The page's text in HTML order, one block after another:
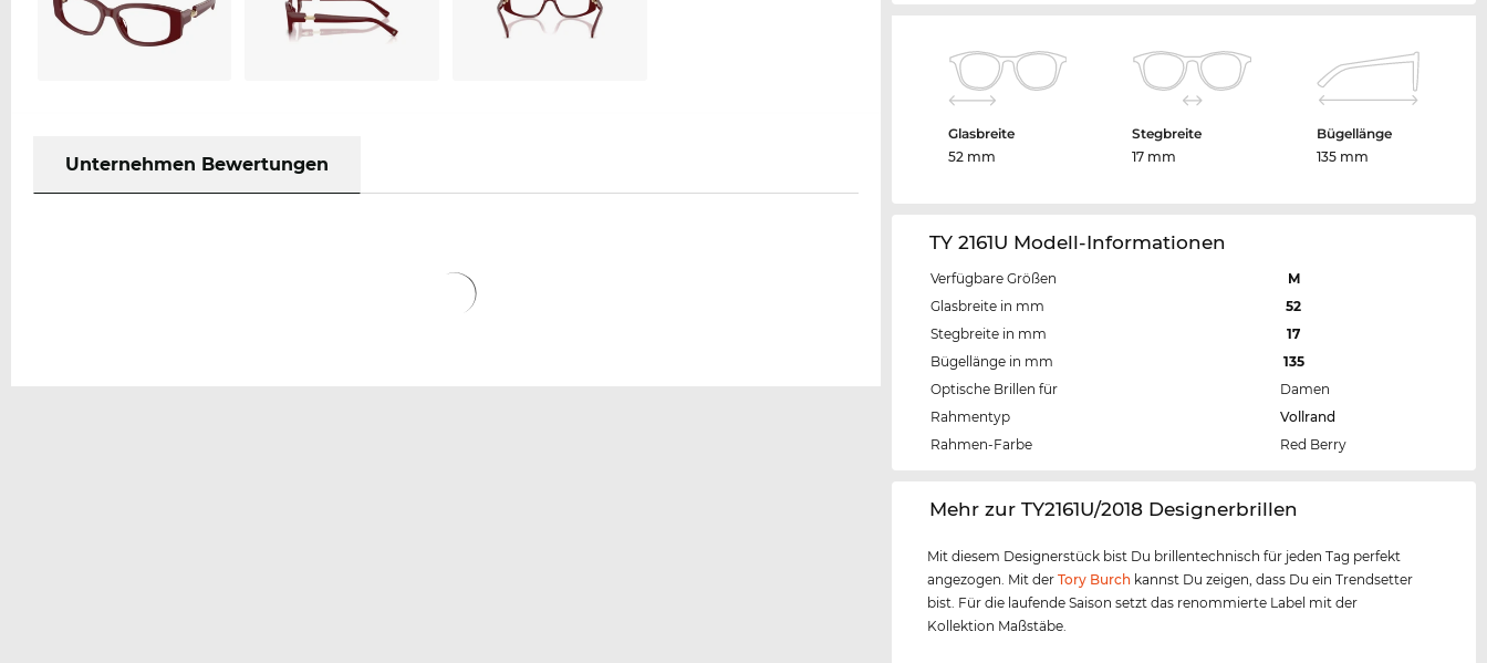
Unternehmen Bewertungen
Glasbreite
52 mm
Stegbreite
17 mm
Bügellänge
135 mm
TY 2161U Modell-Informationen
Verfügbare Größen
M
Glasbreite in mm
52
Stegbreite in mm
17
Bügellänge in mm
135
Optische Brillen für
Damen
Rahmentyp
Vollrand
Rahmen-Farbe
Red Berry
‌Mehr zur TY2161U/2018 Designerbrillen
Mit diesem Designerstück bist Du brillentechnisch für jeden Tag perfekt
angezogen. Mit derTory Burch kannst Du zeigen, dass Du ein Trendsetter
bist. Für die laufende Saison setzt das renommierte Label mit der
Kollektion Maßstäbe.